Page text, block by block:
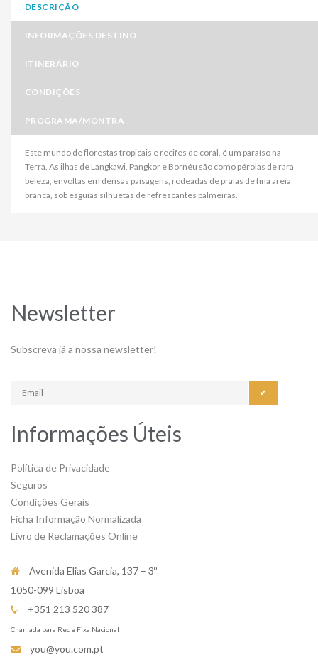
DESCRIÇÃO
INFORMAÇÕES DESTINO
ITINERÁRIO
CONDIÇÕES
PROGRAMA/MONTRA
Este mundo de florestas tropicais e recifes de coral, é um paraíso na
Terra. As ilhas de Langkawi, Pangkor e Bornéu são como pérolas de rara
beleza, envoltas em densas paisagens, rodeadas de praias de fina areia
branca, sob esguias silhuetas de refrescantes palmeiras.
Newsletter
Subscreva já a nossa newsletter!
✔
Informações Úteis
Política de Privacidade
Seguros
Condições Gerais
Ficha Informação Normalizada
Livro de Reclamações Online
Avenida Elias Garcia, 137 – 3º
1050-099 Lisboa
+351 213 520 387
Chamada para Rede Fixa Nacional
you@you.com.pt